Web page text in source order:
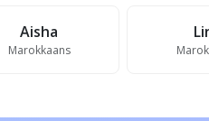
Aisha
Marokkaans